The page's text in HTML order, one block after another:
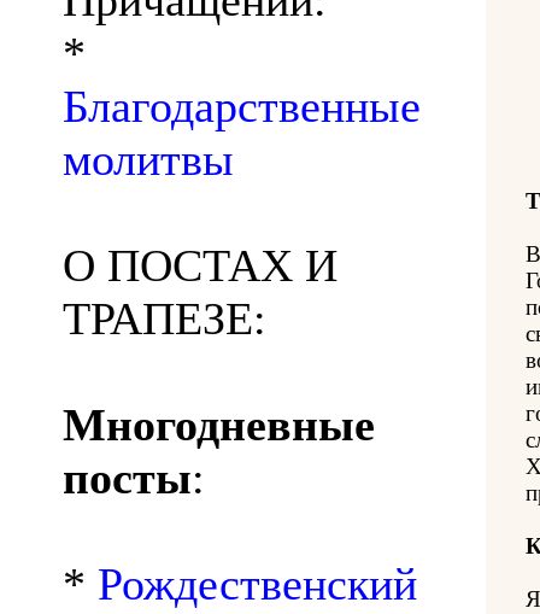
*
Благодарственные
молитвы
О ПОСТАХ И
ТРАПЕЗЕ:
Многодневные
посты:
* Рождественский